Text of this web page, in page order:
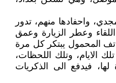
واحفادها منهم، تدور
وعطر الزيارة وعمق
المحمول يبتكر كل مرة
الايام، وتلك اللحظات،
فيدفع الى الذكريات